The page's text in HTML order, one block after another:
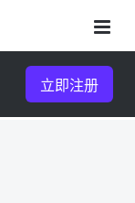
立即注册